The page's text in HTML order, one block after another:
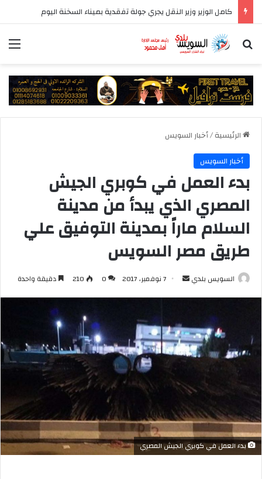
كامل الوزير وزير النقل يجري جولة تفقدية بميناء السخنة اليوم
بحث عن
الرئيسية/أخبار السويس
أخبار السويس
بدء العمل في كوبري الجيش
المصري الذي يبدأ من مدينة
السلام ماراً بمدينة التوفيق علي
طريق مصر السويس
السويس بلدي
أرسل 7 نوفمبر، 2017 0
210 دقيقة واحدة
بدء العمل في كوبري الجيش المصري